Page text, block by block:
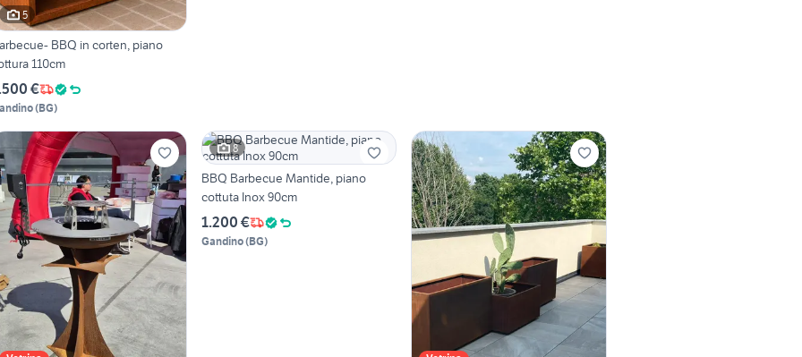
5
BBQ in corten, piano
110cm
€
(BG)
8
BBQ Barbecue Mantide, piano
cottuta Inox 90cm
1.200 €
Gandino(BG)